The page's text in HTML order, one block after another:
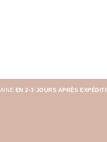
EN 2-3 JOURS APRÈS